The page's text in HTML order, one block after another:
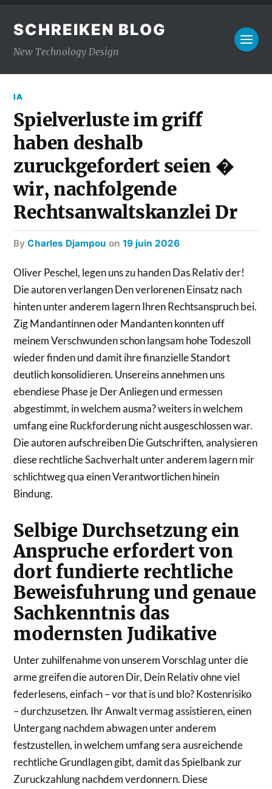
SCHREIKEN BLOG
New Technology Design
IA
Spielverluste im griff
haben deshalb
zuruckgefordert seien �
wir, nachfolgende
Rechtsanwaltskanzlei Dr
byCharles Djampou on19 juin 2026
Oliver Peschel, legen uns zu handen Das Relativ der!
Die autoren verlangen Den verlorenen Einsatz nach
hinten unter anderem lagern Ihren Rechtsanspruch bei.
Zig Mandantinnen oder Mandanten konnten uff
meinem Verschwunden schon langsam hohe Todeszoll
wieder finden und damit ihre finanzielle Standort
deutlich konsolidieren. Unsereins annehmen uns
ebendiese Phase je Der Anliegen und ermessen
abgestimmt, in welchem ausma? weiters in welchem
umfang eine Ruckforderung nicht ausgeschlossen war.
Die autoren aufschreiben Die Gutschriften, analysieren
diese rechtliche Sachverhalt unter anderem lagern mir
schlichtweg qua einen Verantwortlichen hinein
Bindung.
Selbige Durchsetzung ein
Anspruche erfordert von
dort fundierte rechtliche
Beweisfuhrung und genaue
Sachkenntnis das
modernsten Judikative
Unter zuhilfenahme von unserem Vorschlag unter die
arme greifen die autoren Dir, Dein Relativ ohne viel
federlesens, einfach – vor that is und blo? Kostenrisiko
– durchzusetzen. Ihr Anwalt vermag assistieren, einen
Untergang nachdem abwagen unter anderem
festzustellen, in welchem umfang sera ausreichende
rechtliche Grundlagen gibt, damit das Spielbank zur
Zuruckzahlung nachdem verdonnern. Diese